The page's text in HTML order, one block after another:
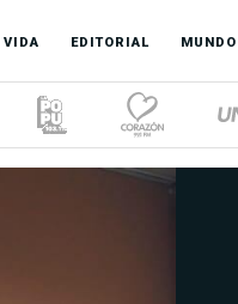
VIDA EDITORIAL MUNDO